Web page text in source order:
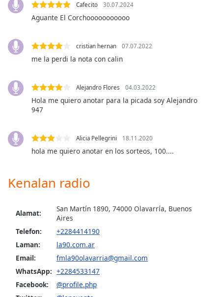
off
,
selected
subtitles
subtitles
settings
dialog
off
selected
Picture-
Fullscreen
modal
window.
Beginning
Cafecito 30.07.2024
Aguante El Corchooooooooooo
cristian hernan 07.07.2022
me la perdi la nota con calin
Alejandro Flores 04.03.2022
Hola me quiero anotar para la picada soy Alejandro
947
Alicia Pellegrini 18.11.2020
hola me quiero anotar en los sorteos, 100....
Kenalan radio
Alamat:
San Martín 1890, 74000 Olavarría, Buenos
Aires
Telefon:
+2284414190
Laman:
la90.com.ar
Email:
fmla90olavarria@gmail.com
WhatsApp: +2284533147
Facebook:
@profile.php